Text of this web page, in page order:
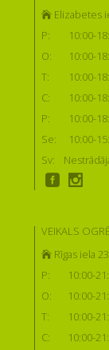
Elizabetes
P:
10:00-
O:
10:00-
T:
10:00-
C:
10:00-
P:
10:00-
Se:
10:00-
Sv:
VEIKALS
Rīgas iela
P:
10:00-
O:
10:00-
T:
10:00-
C:
10:00-